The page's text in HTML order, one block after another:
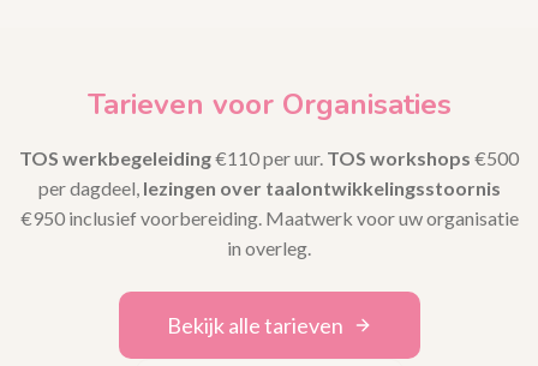
Tarieven voor Organisaties
TOS werkbegeleiding€110 per uur. TOS workshops €500
per dagdeel, lezingen over taalontwikkelingsstoornis
€950 inclusief voorbereiding. Maatwerk voor uw organisatie
in overleg.
Bekijk alle tarieven